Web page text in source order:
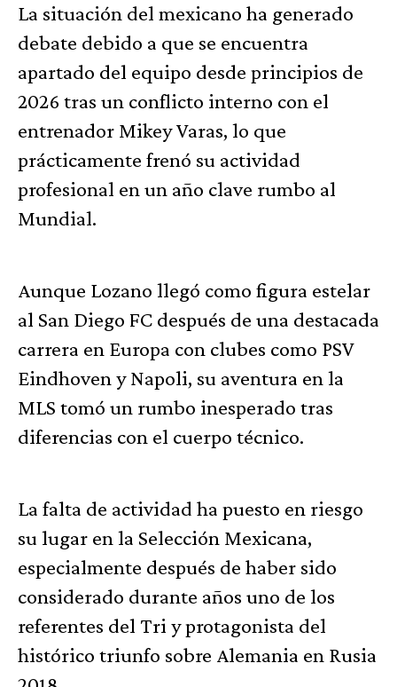
La situación del mexicano ha generado
debate debido a que se encuentra
apartado del equipo desde principios de
2026 tras un conflicto interno con el
entrenador Mikey Varas, lo que
prácticamente frenó su actividad
profesional en un año clave rumbo al
Mundial.
Aunque Lozano llegó como figura estelar
al San Diego FC después de una destacada
carrera en Europa con clubes como PSV
Eindhoven y Napoli, su aventura en la
MLS tomó un rumbo inesperado tras
diferencias con el cuerpo técnico.
La falta de actividad ha puesto en riesgo
su lugar en la Selección Mexicana,
especialmente después de haber sido
considerado durante años uno de los
referentes del Tri y protagonista del
histórico triunfo sobre Alemania en Rusia